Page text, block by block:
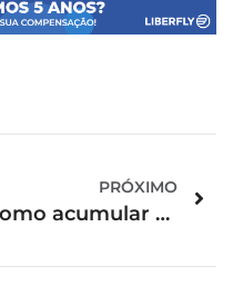
PRÓXIMO
Como acumular milhas Azul?